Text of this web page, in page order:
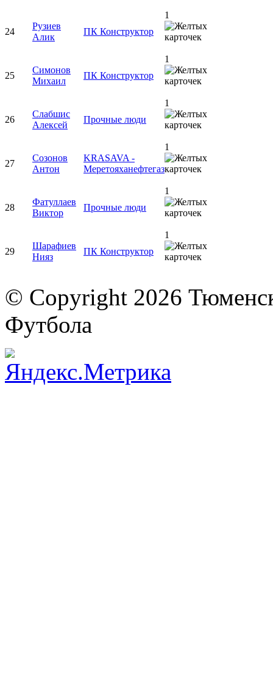
24
Рузиев
Алик
ПК Конструктор
1
25
Симонов
Михаил
ПК Конструктор
1
26
Слабшис
Алексей
Прочные люди
1
27
Созонов
Антон
KRASAVA -
Меретояханефтегаз
1
28
Фатуллаев
Виктор
Прочные люди
1
29
Шарафиев
Нияз
ПК Конструктор
1
© Copyright 2026
Футбола